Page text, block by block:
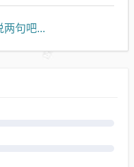
两句吧...